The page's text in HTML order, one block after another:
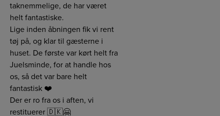
taknemmelige, de har været
helt fantastiske.
Lige inden åbningen fik vi rent
tøj på, og klar til gæsterne i
huset. De første var kørt helt fra
Juelsminde, for at handle hos
os, så det var bare helt
fantastisk ❤️
Der er ro fra os i aften, vi
restituerer 🇩🇰🤗